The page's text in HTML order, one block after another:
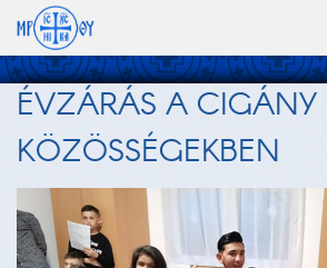
ÉVZÁRÁS A CIGÁNY
KÖZÖSSÉGEKBEN